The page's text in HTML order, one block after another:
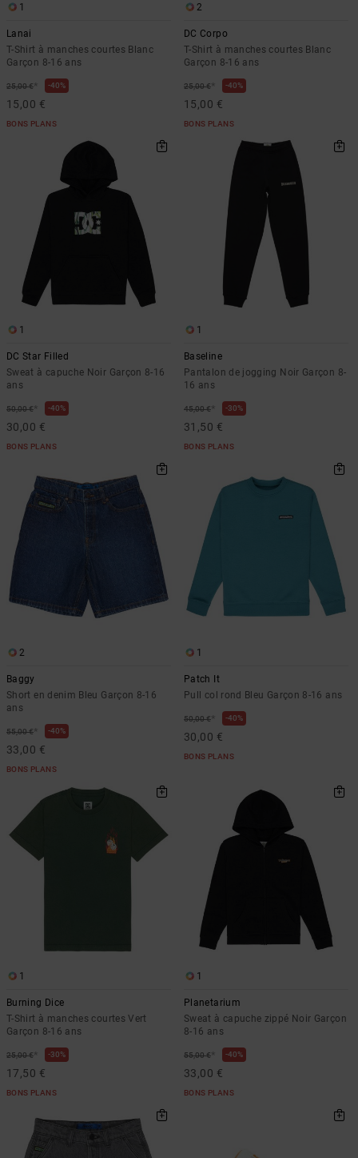
1
Lanai
T-Shirt à manches courtes Blanc
Garçon 8-16 ans
25,00 €* 40%
15,00 €
BONS PLANS
2
DC Corpo
T-Shirt à manches courtes Blanc
Garçon 8-16 ans
25,00 €* 40%
15,00 €
BONS PLANS
1
DC Star Filled
Sweat à capuche Noir Garçon 8-16
ans
50,00 €* 40%
30,00 €
BONS PLANS
1
Baseline
Pantalon de jogging Noir Garçon 8-
16 ans
45,00 €* 30%
31,50 €
BONS PLANS
2
Baggy
Short en denim Bleu Garçon 8-16
ans
55,00 €* 40%
33,00 €
BONS PLANS
1
Patch It
Pull col rond Bleu Garçon 8-16 ans
50,00 €* 40%
30,00 €
BONS PLANS
1
Burning Dice
T-Shirt à manches courtes Vert
Garçon 8-16 ans
25,00 €* 30%
17,50 €
BONS PLANS
1
Planetarium
Sweat à capuche zippé Noir Garçon
8-16 ans
55,00 €* 40%
33,00 €
BONS PLANS